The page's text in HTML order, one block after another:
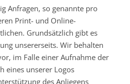
Anfragen, so genannte pro
Print- und Online-
Grundsätzlich gibt es
unsererseits. Wir behalten
im Falle einer Aufnahme der
eines unserer Logos
des Anliegens